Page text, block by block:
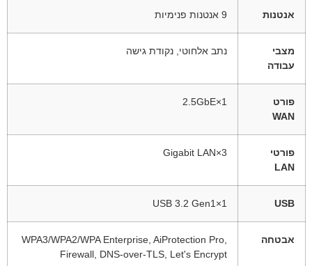
אנטנות 9 אנטנות פנימיות
מצבי
עבודה
נתב אלחוטי, נקודת גישה
פורט
WAN
1×2.5GbE
פורטי
LAN
3×Gigabit LAN
USB
1×USB 3.2 Gen1
אבטחה
WPA3/WPA2/WPA Enterprise, AiProtection Pro,
Firewall, DNS-over-TLS, Let's Encrypt